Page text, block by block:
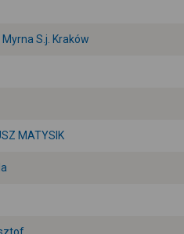
Myrna S.j. Kraków
MATYSIK